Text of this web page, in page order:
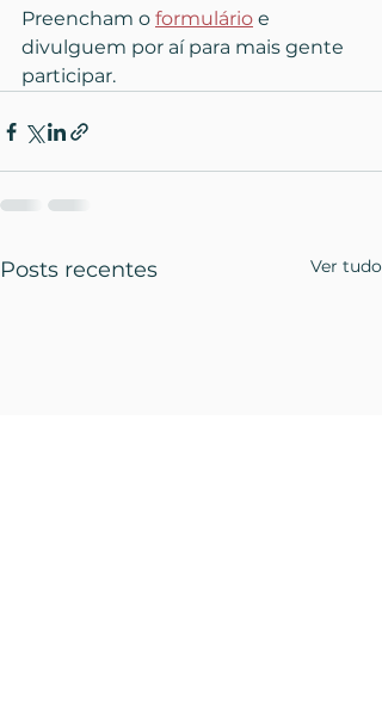
Preencham o formulário e
divulguem por aí para mais gente
participar.
Posts recentes Ver tudo